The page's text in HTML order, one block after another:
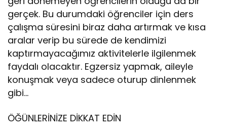
gerçek. Bu durumdaki öğrenciler için ders
çalışma süresini biraz daha artırmak ve kısa
aralar verip bu sürede de kendimizi
kaptırmayacağımız aktivitelerle ilgilenmek
faydalı olacaktır. Egzersiz yapmak, aileyle
konuşmak veya sadece oturup dinlenmek
gibi…
ÖĞÜNLERİNİZE DİKKAT EDİN